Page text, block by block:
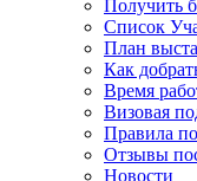
Получить
Список
План
Как
Время
Визовая
Правила
Отзывы
Новости